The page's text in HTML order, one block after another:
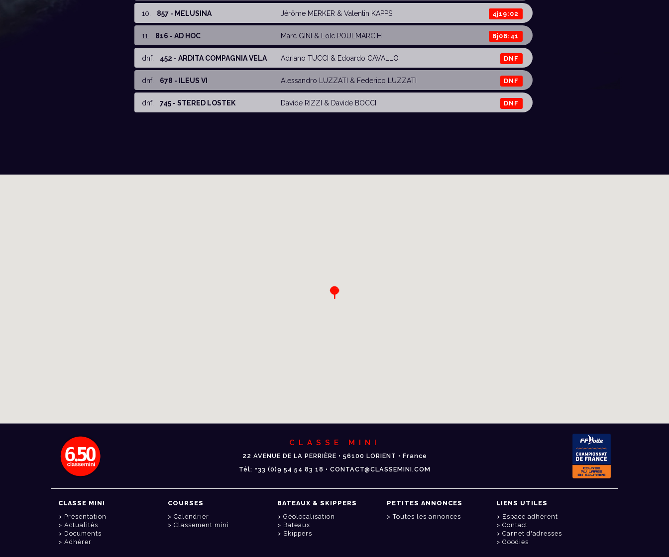
10 857 - MELUSINA Jérôme MERKER & Valentin KAPPS 4j19:02
11 816 - AD HOC Marc GINI & LoIc POULMARC'H 6j06:41
dnf. 452 - ARDITA COMPAGNIA VELA Adriano TUCCI & Edoardo CAVALLO DNF
dnf. 678 - ILEUS VI Alessandro LUZZATI & Federico LUZZATI DNF
dnf. 745 - STERED LOSTEK Davide RIZZI & Davide BOCCI DNF
CLASSE MINI
22 AVENUE DE LA PERRIÈRE • 56100 LORIENT • France
Tél: +33 (0)9 54 54 83 18 • CONTACT@CLASSEMINI.COM
CLASSE MINI
Présentation
Actualités
Documents
Adhérer
COURSES
Calendrier
Classement mini
BATEAUX & SKIPPERS
Géolocalisation
Bateaux
Skippers
PETITES ANNONCES
Toutes les annonces
LIENS UTILES
Espace adhérent
Contact
Carnet d'adresses
Goodies